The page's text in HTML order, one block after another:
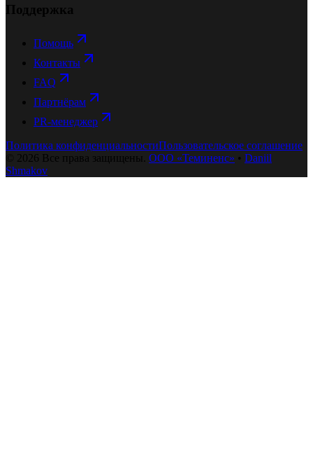
Поддержка
Помощь
Контакты
FAQ
Партнёрам
PR-менеджер
Политика конфиденциальностиПользовательское соглашение
©
2026 Все права защищены. ООО «Теминенс» • Daniil
Shmakov